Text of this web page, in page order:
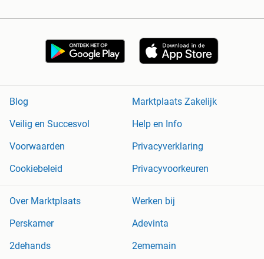
Blog
Marktplaats Zakelijk
Veilig en Succesvol
Help en Info
Voorwaarden
Privacyverklaring
Cookiebeleid
Privacyvoorkeuren
Over Marktplaats
Werken bij
Perskamer
Adevinta
2dehands
2ememain